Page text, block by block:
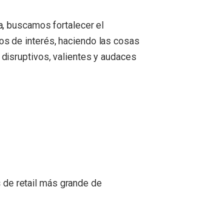
buscamos fortalecer el
de interés, haciendo las cosas
valientes y audaces
retail más grande de